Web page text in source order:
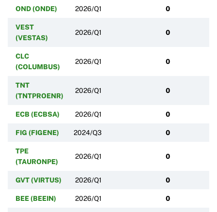
OND (ONDE) 2026/Q1 0
VEST
(VESTAS)
2026/Q1 0
CLC
(COLUMBUS)
2026/Q1 0
TNT
(TNTPROENR)
2026/Q1 0
ECB (ECBSA) 2026/Q1 0
FIG (FIGENE) 2024/Q3 0
TPE
(TAURONPE)
2026/Q1 0
GVT (VIRTUS) 2026/Q1 0
BEE (BEEIN) 2026/Q1 0